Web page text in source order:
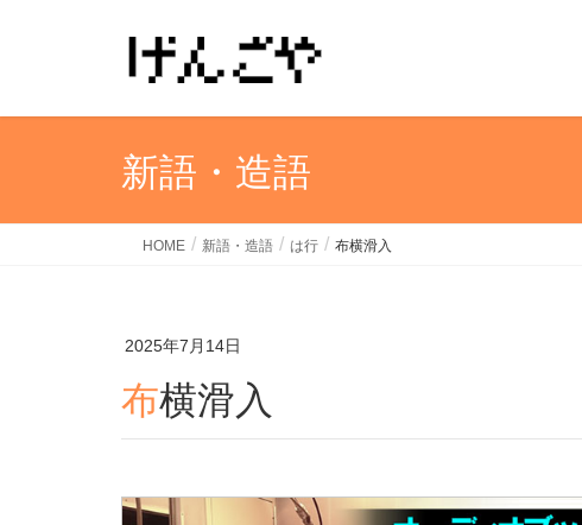
新語・造語
HOME 新語・造語 は行 布横滑入
2025年7月14日
布横滑入